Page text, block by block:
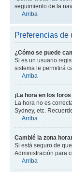
seguimiento de la
Arriba
Preferencias de
¿Cómo se puede
Si es un usuario
sistema le permitirá
Arriba
¡La hora en los
La hora no es
Sydney, etc.
Arriba
Cambié la zona
Si está seguro de
Administración para
Arriba